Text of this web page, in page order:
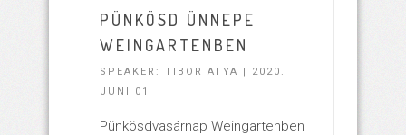
PÜNKÖSD ÜNNEPE
WEINGARTENBEN
SPEAKER: TIBOR ATYA | 2020.
JUNI 01
Pünkösdvasárnap Weingartenben